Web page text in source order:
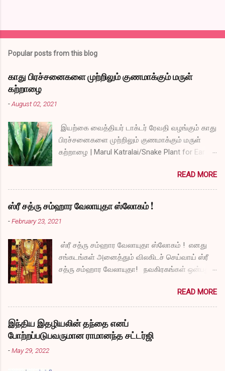
Popular posts from this blog
காது பிரச்சனைகளை முற்றிலும் குணமாக்கும் மருள்
கற்றாழை
-August 02, 2021
இயற்கை வைத்தியர் டாக்டர் ரேவதி வழங்கும் காது
பிரச்சனைகளை முற்றிலும் குணமாக்கும் மருள்
கற்றாழை | Marul Katralai/Snake Plant for Ear
READ MORE
ஸ்ரீ சத்ரு சம்ஹார வேலாயுதா ஸ்லோகம் !
-February 23, 2021
ஸ்ரீ சத்ரு சம்ஹார வேலாயுதா ஸ்லோகம் ! எனது
சங்கடங்கள் அனைத்தும் விலகிடச் செய்வாய் ஸ்ரீ
சத்ரு சம்ஹார வேலாயுதா! நவகிரகங்கள் ஒன்பதும்
வேலாயுதா! சகல விதமான தோஷங்களும் என்னை
விட்டுப் போகட்டும் ஸ்ரீ சத்ரு சம்ஹார வேலாயுதா!
எல்லா விதமான வருத்தங்களும் என்னை விட்டு
அகல வேண்டும் ஸ்ரீ சத்ரு சம்ஹார வேலாயுதா!
துக்கங்களிலிருந்து நிவாரணம் எனக்குக்
READ MORE
இந்திய இதழியலின் தந்தை எனப்
போற்றப்படுபவருமான ராமானந்த சட்டர்ஜி
-May 29, 2022